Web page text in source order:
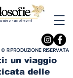
e su noi stessi
un viaggio
delle
© RIPRODUZIONE RISERVATA